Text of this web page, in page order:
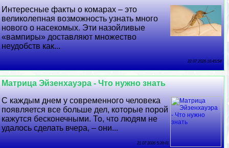
Интересные факты о комарах – это
великолепная возможность узнать много
нового о насекомых. Эти назойливые
«вампиры» доставляют множество
неудобств как...
22 07 2026 16:45:54
Матрица Эйзенхауэра - Что нужно знать
С каждым днем у современного человека
появляется все больше дел, которые порой
кажутся бесконечными. То, что людям не
удалось сделать вчера, – они...
21 07 2026 5:39:41